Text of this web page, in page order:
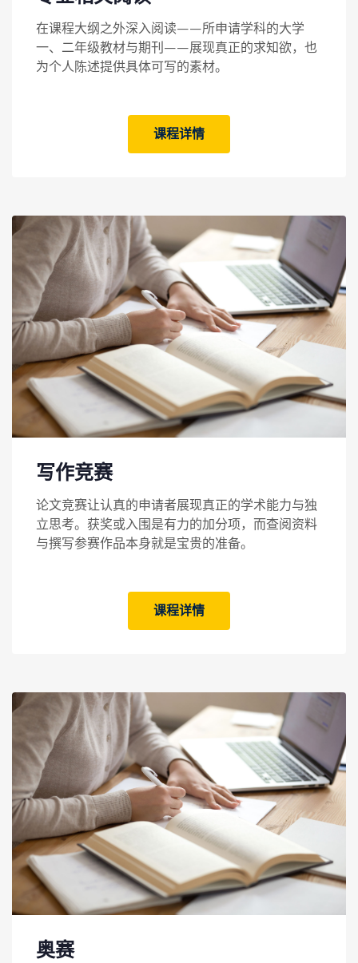
在课程大纲之外深入阅读——所申请学科的大学
一、二年级教材与期刊——展现真正的求知欲，也
为个人陈述提供具体可写的素材。
课程详情
写作竞赛
论文竞赛让认真的申请者展现真正的学术能力与独
立思考。获奖或入围是有力的加分项，而查阅资料
与撰写参赛作品本身就是宝贵的准备。
课程详情
奥赛